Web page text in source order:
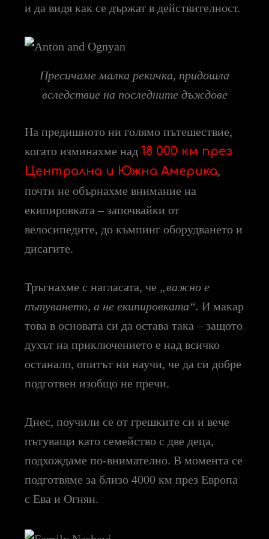
и да видя как се държат в действителност.
Пресичаме малка рекичка, придошла
вследствие на последните дъждове
На предишното ни голямо пътешествие,
когато изминахме над 18 000 км през
Централна и Южна Америка,
почти не обърнахме внимание на
екипировката – започвайки от
велосипедите, до къмпинг оборудването и
дисагите.
Тръгнахме с нагласата, че „важно е
пътуването, а не екипировката“. И макар
това в основата си да остава така – защото
духът на приключението е над всичко
останало, опитът ни научи, че да си добре
подготвен изобщо не пречи.
Днес, поучили се от грешките си и вече
пътуващи като семейство с две деца,
подхождаме по-внимателно. В момента се
подготвяме за близо 4000 км през Европа
с Ева и Огнян.